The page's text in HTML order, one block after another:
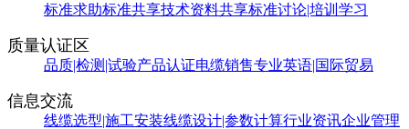
标准求助标准共享技术资料共享标准讨论|培训学习
质量认证区
品质|检测|试验产品认证电缆销售专业英语|国际贸易
信息交流
线缆选型|施工安装线缆设计|参数计算行业资讯企业管理